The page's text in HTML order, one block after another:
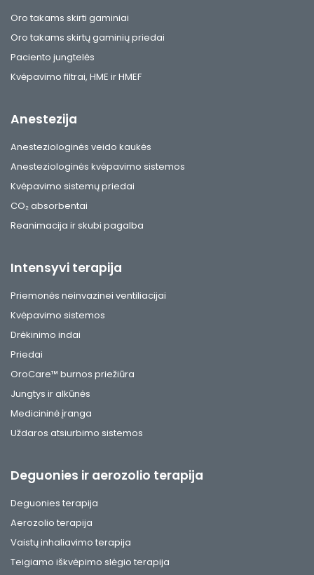
Oro takams skirti gaminiai
Oro takams skirtų gaminių priedai
Paciento jungtelės
Kvėpavimo filtrai, HME ir HMEF
Anestezija
Anesteziologinės veido kaukės
Anesteziologinės kvėpavimo sistemos
Kvėpavimo sistemų priedai
CO₂ absorbentai
Reanimacija ir skubi pagalba
Intensyvi terapija
Priemonės neinvazinei ventiliacijai
Kvėpavimo sistemos
Drėkinimo indai
Priedai
OroCare™ burnos priežiūra
Jungtys ir alkūnės
Medicininė įranga
Uždaros atsiurbimo sistemos
Deguonies ir aerozolio terapija
Deguonies terapija
Aerozolio terapija
Vaistų inhaliavimo terapija
Teigiamo iškvėpimo slėgio terapija